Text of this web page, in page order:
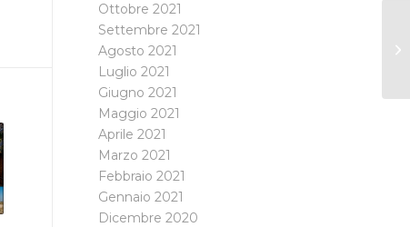
Ottobre 2021
Settembre 2021
Agosto 2021
Luglio 2021
Giugno 2021
Maggio 2021
Aprile 2021
Marzo 2021
Febbraio 2021
Gennaio 2021
Dicembre 2020